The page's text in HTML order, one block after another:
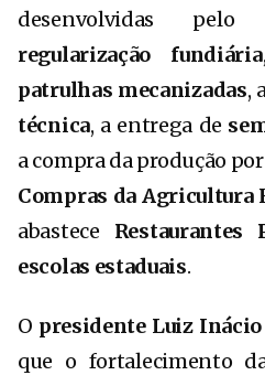
desenvolvidas
regularização fundiária
patrulhas mecanizadas,
técnica, a entrega de
a compra da produção
Compras da Agricultura
abastece Restaurantes
escolas estaduais.
O presidente Luiz
que o fortalecimento